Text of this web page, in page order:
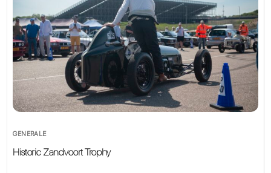
GENERALE
Historic Zandvoort Trophy